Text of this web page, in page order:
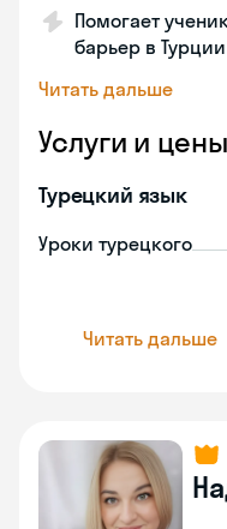
Помогает
барьер в Турции
Читать дальше
Услуги и цены
Турецкий язык
Уроки турецкого
Читать дальше